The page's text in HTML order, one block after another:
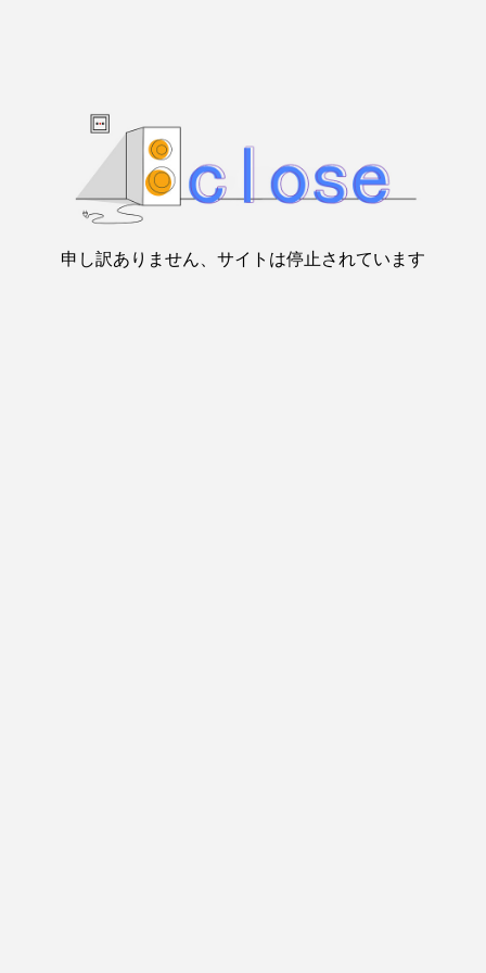
申し訳ありません、サイトは停止されています